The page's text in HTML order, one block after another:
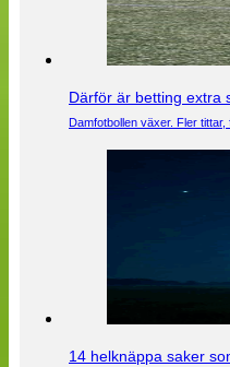
Därför är betting extra
Damfotbollen växer. Fler
14 helknäppa saker